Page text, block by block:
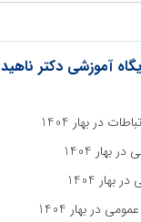
آموزشی دکتر ناهید
در بهار 1404
1404
1404
در بهار 1404